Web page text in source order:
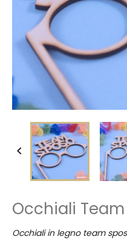

Occhiali
Occhiali in legno team